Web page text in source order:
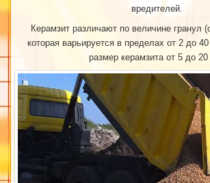
вредителей.
Керамзит различают по величине гранул
которая варьируется в пределах от 2 до
размер керамзита от 5 до 20